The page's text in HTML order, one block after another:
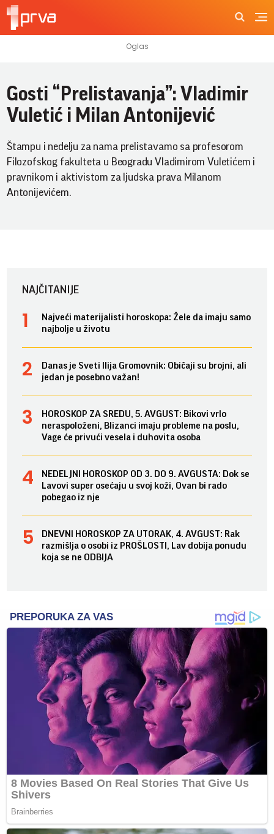
Gosti “Prelistavanja”: Vladimir
Vuletić i Milan Antonijević
Štampu i nedelju za nama prelistavamo sa profesorom
Filozofskog fakulteta u Beogradu Vladimirom Vuletićem i
pravnikom i aktivistom za ljudska prava Milanom
Antonijevićem.
NAJČITANIJE
Najveći materijalisti horoskopa: Žele da imaju samo
najbolje u životu
Danas je Sveti Ilija Gromovnik: Običaji su brojni, ali
jedan je posebno važan!
HOROSKOP ZA SREDU, 5. AVGUST: Bikovi vrlo
neraspoloženi, Blizanci imaju probleme na poslu,
Vage će privući vesela i duhovita osoba
NEDELJNI HOROSKOP OD 3. DO 9. AVGUSTA: Dok se
Lavovi super osećaju u svoj koži, Ovan bi rado
pobegao iz nje
DNEVNI HOROSKOP ZA UTORAK, 4. AVGUST: Rak
razmišlja o osobi iz PROŠLOSTI, Lav dobija ponudu
koja se ne ODBIJA